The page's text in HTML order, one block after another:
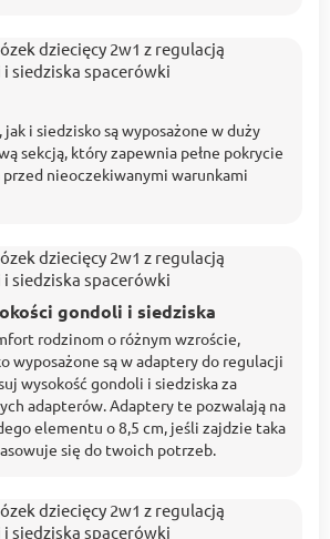
i siedzisko są wyposażone w duży
sekcją, który zapewnia pełne pokrycie
nieoczekiwanymi warunkami
gondoli i siedziska
rodzinom o różnym wzroście,
wyposażone są w adaptery do regulacji
wysokość gondoli i siedziska za
adapterów. Adaptery te pozwalają na
elementu o 8,5 cm, jeśli zajdzie taka
się do twoich potrzeb.